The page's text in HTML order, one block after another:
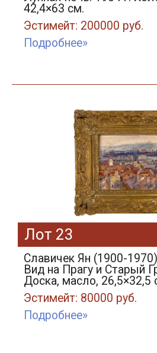
42,4×63 см.
Эстимейт: 200000 руб.
Подробнее»
Лот 23
Славичек Ян (1900-
Вид на Прагу и Старый
Доска, масло, 26,5×32,5
Эстимейт: 80000 руб.
Подробнее»